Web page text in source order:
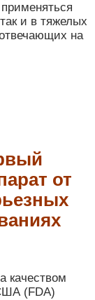
и в тяжелых
на
от
качеством
(FDA)